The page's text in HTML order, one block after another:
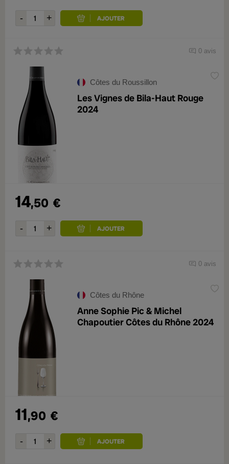
0 avis
Côtes du Roussillon
Les Vignes de Bila-Haut Rouge
2024
14,50 €
0 avis
Côtes du Rhône
Anne Sophie Pic & Michel
Chapoutier Côtes du Rhône 2024
11,90 €